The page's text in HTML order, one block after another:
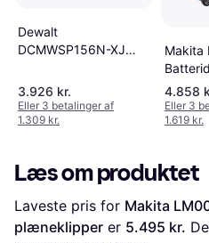
Dewalt
DCMWSP156N-XJ
plæneklipper
3.926 kr.
Eller 3 betalinger af
1.309 kr.
Makita
4.858
Eller 3
1.619 kr.
Læs om produktet
Laveste pris for Makita
plæneklipper er 5.495 kr.